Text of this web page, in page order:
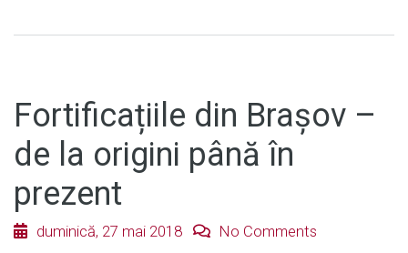
Fortificațiile din Brașov –
de la origini până în
prezent
duminică, 27 mai 2018 No Comments